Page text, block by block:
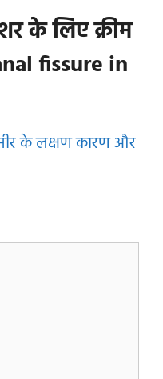
के लिए क्रीम
fissure in
के लक्षण कारण और